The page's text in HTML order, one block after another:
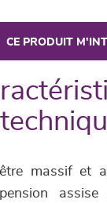
CE PRODUIT
massif et